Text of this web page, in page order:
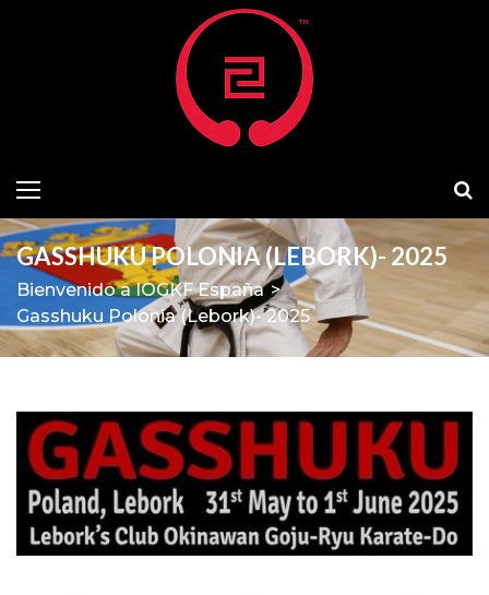
GASSHUKU POLONIA (LEBORK)- 2025
Bienvenido a IOGKF España >
Gasshuku Polonia (Lebork)- 2025